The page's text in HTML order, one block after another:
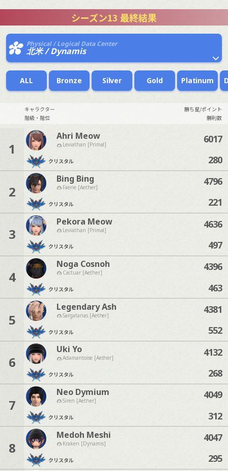
シーズン13 最終結果
Physical / Logical Data Center
北米 / Dynamis
ALL Bronze Silver Gold Platinum
キャラクター
勝ち星/ポイント
階級・階位
勝利数
1
Ahri Meow
Leviathan [Primal]
クリスタル
6017
280
2
Bing Bing
Faerie [Aether]
クリスタル
4796
221
3
Pekora Meow
Leviathan [Primal]
クリスタル
4636
497
4
Noga Cosnoh
Cactuar [Aether]
クリスタル
4396
463
5
Legendary Ash
Sargatanas [Aether]
クリスタル
4381
552
6
Uki Yo
Adamantoise [Aether]
クリスタル
4132
268
7
Neo Dymium
Siren [Aether]
クリスタル
4049
312
8
Medoh Meshi
Kraken [Dynamis]
クリスタル
4047
295